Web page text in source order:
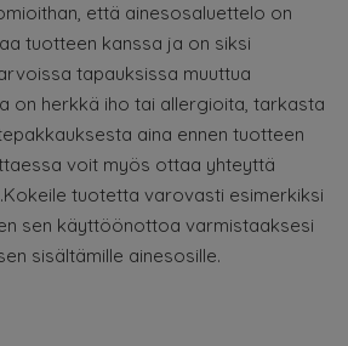
että ainesosaluettelo on
tuotteen kanssa ja on siksi
tapauksissa muuttua
on herkkä iho tai allergioita, tarkasta
aina ennen tuotteen
voit myös ottaa yhteyttä
tuotetta varovasti esimerkiksi
sen käyttöönottoa varmistaaksesi
sisältämille ainesosille.